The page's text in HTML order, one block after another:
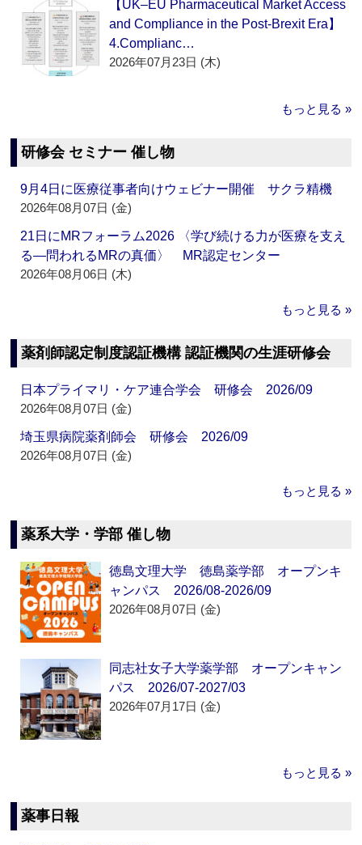
【UK–EU Pharmaceutical Market Access
and Compliance in the Post-Brexit Era】
4.Complianc…
2026年07月23日 (木)
もっと見る »
研修会 セミナー 催し物
9月4日に医療従事者向けウェビナー開催 サクラ精機
2026年08月07日 (金)
21日にMRフォーラム2026 〈学び続ける力が医療を支え
る―問われるMRの真価〉 MR認定センター
2026年08月06日 (木)
もっと見る »
薬剤師認定制度認証機構 認証機関の生涯研修会
日本プライマリ・ケア連合学会 研修会 2026/09
2026年08月07日 (金)
埼玉県病院薬剤師会 研修会 2026/09
2026年08月07日 (金)
もっと見る »
薬系大学・学部 催し物
徳島文理大学 徳島薬学部 オープンキ
ャンパス 2026/08-2026/09
2026年08月07日 (金)
同志社女子大学薬学部 オープンキャン
パス 2026/07-2027/03
2026年07月17日 (金)
もっと見る »
薬事日報